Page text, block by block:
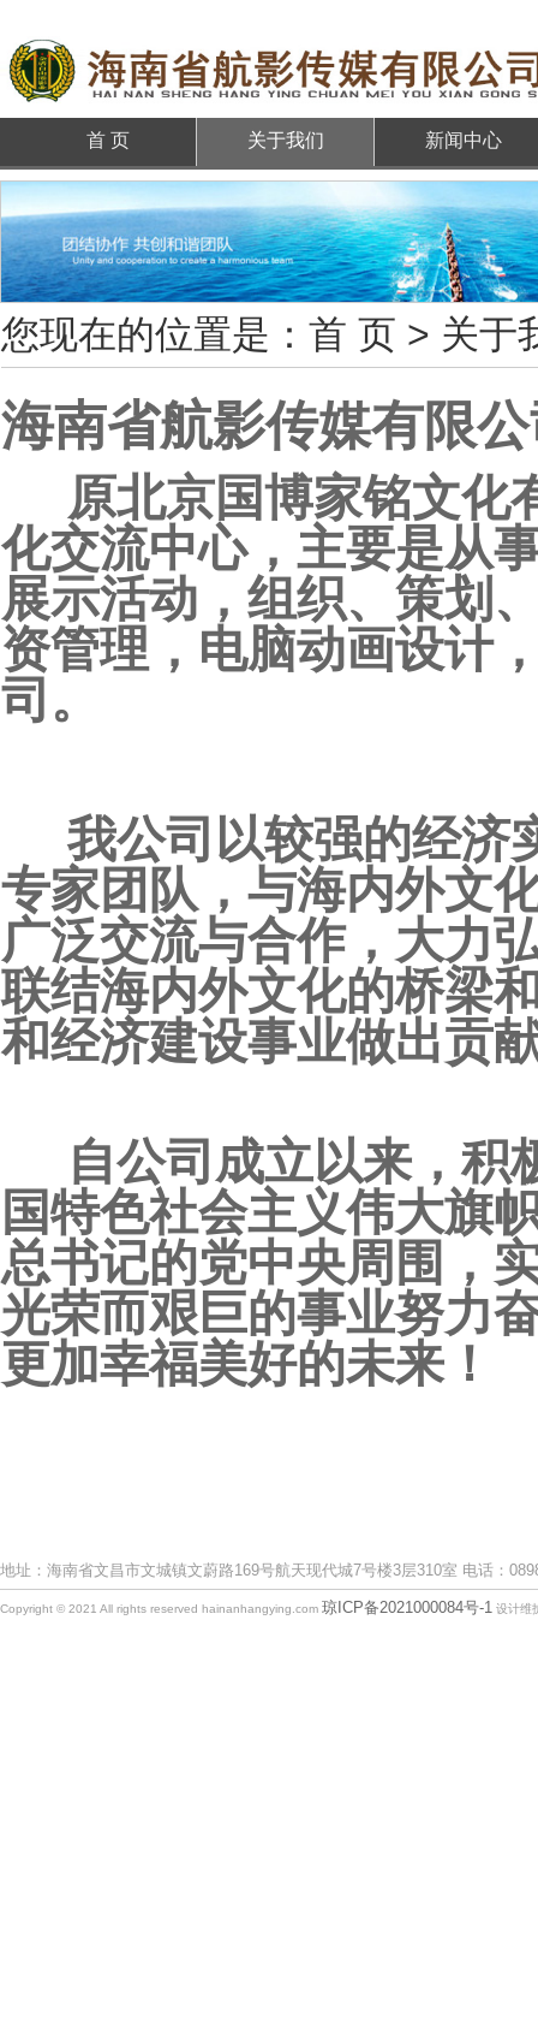
首 页 关于我们 新闻中心
您现在的位置是： 首 页 > 关于
海南省航影传媒有限
原北京国博家铭文化
化交流中心，主要是从
展示活动，组织、策划
资管理，电脑动画设计
司。
我公司以较强的经济
专家团队，与海内外文
广泛交流与合作，大力
联结海内外文化的桥梁
和经济建设事业做出贡
自公司成立以来，积
国特色社会主义伟大旗
总书记的党中央周围，
光荣而艰巨的事业努力
更加幸福美好的未来！
地址：海南省文昌市文城镇文蔚路169号航天现代城7号楼3层310室 电话：
Copyright © 2021 All rights reserved hainanhangying.com 琼ICP备2021000084号-1 设计维